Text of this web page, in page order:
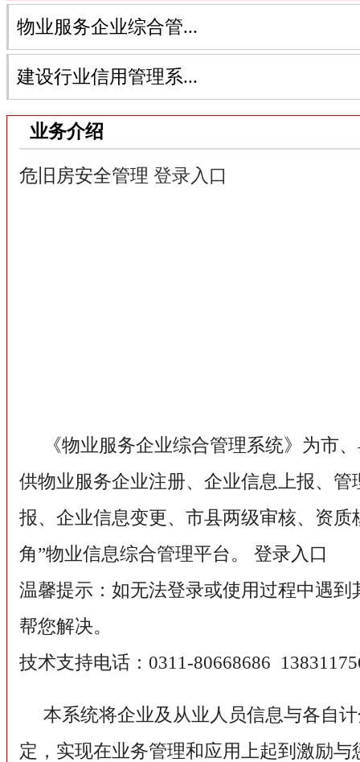
物业服务企业综合管...
建设行业信用管理系...
业务介绍
危旧房安全管理 登录入口
《物业服务企业综合管理系统》为市
供物业服务企业注册、企业信息上报、
报、企业信息变更、市县两级审核、资质
角”物业信息综合管理平台。 登录入口
温馨提示：如无法登录或使用过程中遇
帮您解决。
技术支持电话：0311-80668686
本系统将企业及从业人员信息与各自
定，实现在业务管理和应用上起到激励